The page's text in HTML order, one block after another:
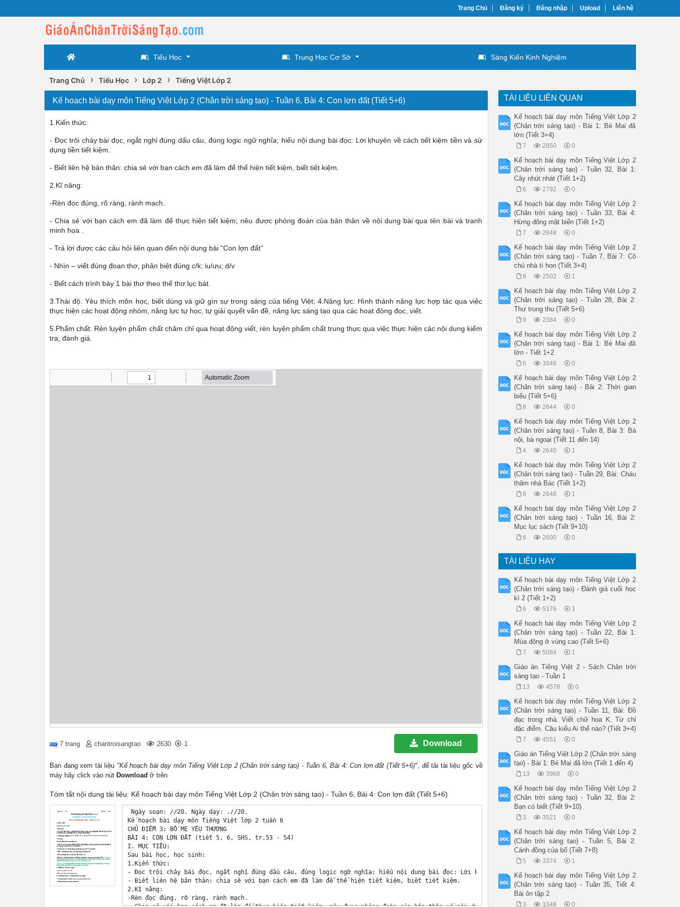
Trang Chủ Đăng ký Đăng nhập Upload Liên hệ
Tiểu Học Trung Học Cơ Sở Sáng Kiến Kinh Nghiệm
Trang Chủ › Tiểu Học › Lớp 2 › Tiếng Việt Lớp 2
Kế hoạch bài dạy môn Tiếng Việt Lớp 2 (Chân trời sáng tạo) - Tuần 6, Bài 4: Con lợn đất (Tiết 5+6)
1.Kiến thức:
- Đọc trôi chảy bài đọc, ngắt nghỉ đúng dấu câu, đúng logic ngữ nghĩa; hiểu nội dung bài đọc: Lời khuyên về cách tiết kiệm tiền và sử
dụng tiền tiết kiệm.
- Biết liên hệ bản thân: chia sẻ với bạn cách em đã làm để thể hiện tiết kiệm, biết tiết kiệm.
2.Kĩ năng:
-Rèn đọc đúng, rõ ràng, rành mạch.
- Chia sẻ với bạn cách em đã làm để thực hiện tiết kiệm; nêu được phỏng đoán của bản thân về nội dung bài qua tên bài và tranh
minh họa .
- Trả lời được các câu hỏi liên quan đến nội dung bài “Con lợn đất”
- Nhìn – viết đúng đoạn thơ, phân biệt đúng c/k; iu/ưu; d/v
- Biết cách trình bày 1 bài thơ theo thể thơ lục bát.
3.Thái độ: Yêu thích môn học, biết dùng và giữ gìn sự trong sáng của tiếng Việt; 4.Năng lực: Hình thành năng lực hợp tác qua việc
thực hiện các hoạt động nhóm, năng lực tự học, tự giải quyết vấn đề, năng lực sáng tạo qua các hoạt động đọc, viết.
5.Phẩm chất: Rèn luyện phẩm chất chăm chỉ qua hoạt động viết, rèn luyện phẩm chất trung thực qua việc thực hiện các nội dung kiểm
tra, đánh giá.
7 trang chantroisangtao 2630 1 Download
Bạn đang xem tài liệu "Kế hoạch bài dạy môn Tiếng Việt Lớp 2 (Chân trời sáng tạo) - Tuần 6, Bài 4: Con lợn đất (Tiết 5+6)", để tải tài liệu gốc về
máy hãy click vào nút Download ở trên
Tóm tắt nội dung tài liệu: Kế hoạch bài dạy môn Tiếng Việt Lớp 2 (Chân trời sáng tạo) - Tuần 6, Bài 4: Con lợn đất (Tiết 5+6)
Ngày soạn: //20. Ngày dạy: .//20.
Kế hoạch bài dạy môn Tiếng Việt lớp 2 tuần 6
CHỦ ĐIỂM 3: BỐ MẸ YÊU THƯƠNG
BÀI 4: CON LỢN ĐẤT (tiết 5, 6, SHS, tr.53 - 54)
I. MỤC TIÊU:
Sau bài học, học sinh:
1.Kiến thức:
- Đọc trôi chảy bài đọc, ngắt nghỉ đúng dấu câu, đúng logic ngữ nghĩa; hiểu nội dung bài đọc: Lời khuyên về cách tiết kiệm tiền và sử dụng tiền tiết kiệm.
- Biết liên hệ bản thân: chia sẻ với bạn cách em đã làm để thể hiện tiết kiệm, biết tiết kiệm.
2.Kĩ năng:
-Rèn đọc đúng, rõ ràng, rành mạch.
TÀI LIỆU LIÊN QUAN
Kế hoạch bài dạy môn Tiếng Việt Lớp 2
(Chân trời sáng tạo) - Bài 1: Bé Mai đã
lớn (Tiết 3+4)
7 2850 0
Kế hoạch bài dạy môn Tiếng Việt Lớp 2
(Chân trời sáng tạo) - Tuần 32, Bài 1:
Cây nhút nhát (Tiết 1+2)
6 2792 0
Kế hoạch bài dạy môn Tiếng Việt Lớp 2
(Chân trời sáng tạo) - Tuần 33, Bài 4:
Hừng đông mặt biển (Tiết 1+2)
7 2848 0
Kế hoạch bài dạy môn Tiếng Việt Lớp 2
(Chân trời sáng tạo) - Tuần 7, Bài 7: Cô
chủ nhà tí hon (Tiết 3+4)
8 2502 1
Kế hoạch bài dạy môn Tiếng Việt Lớp 2
(Chân trời sáng tạo) - Tuần 28, Bài 2:
Thư trung thu (Tiết 5+6)
9 2384 0
Kế hoạch bài dạy môn Tiếng Việt Lớp 2
(Chân trời sáng tạo) - Bài 1: Bé Mai đã
lớn - Tiết 1+2
6 3046 0
Kế hoạch bài dạy môn Tiếng Việt Lớp 2
(Chân trời sáng tạo) - Bài 2: Thời gian
biểu (Tiết 5+6)
8 2644 0
Kế hoạch bài dạy môn Tiếng Việt Lớp 2
(Chân trời sáng tạo) - Tuần 8, Bài 3: Bà
nội, bà ngoại (Tiết 11 đến 14)
4 2640 1
Kế hoạch bài dạy môn Tiếng Việt Lớp 2
(Chân trời sáng tạo) - Tuần 29, Bài: Cháu
thăm nhà Bác (Tiết 1+2)
8 2648 1
Kế hoạch bài dạy môn Tiếng Việt Lớp 2
(Chân trời sáng tạo) - Tuần 16, Bài 2:
Mục lục sách (Tiết 9+10)
6 2600 0
TÀI LIỆU HAY
Kế hoạch bài dạy môn Tiếng Việt Lớp 2
(Chân trời sáng tạo) - Đánh giá cuối học
kì 2 (Tiết 1+2)
6 5176 1
Kế hoạch bài dạy môn Tiếng Việt Lớp 2
(Chân trời sáng tạo) - Tuần 22, Bài 1:
Mùa đông ở vùng cao (Tiết 5+6)
7 5084 1
Giáo án Tiếng Việt 2 - Sách Chân trời
sáng tạo - Tuần 1
13 4578 0
Kế hoạch bài dạy môn Tiếng Việt Lớp 2
(Chân trời sáng tạo) - Tuần 11, Bài: Đồ
đạc trong nhà. Viết chữ hoa K. Từ chỉ
đặc điểm. Câu kiểu Ai thế nào? (Tiết 3+4)
7 4551 0
Giáo án Tiếng Việt Lớp 2 (Chân trời sáng
tạo) - Bài 1: Bé Mai đã lớn (Tiết 1 đến 4)
13 3968 0
Kế hoạch bài dạy môn Tiếng Việt Lớp 2
(Chân trời sáng tạo) - Tuần 32, Bài 2:
Bạn có biết (Tiết 9+10)
3 3521 0
Kế hoạch bài dạy môn Tiếng Việt Lớp 2
(Chân trời sáng tạo) - Tuần 5, Bài 2:
Cánh đồng của bố (Tiết 7+8)
5 3374 1
Kế hoạch bài dạy môn Tiếng Việt Lớp 2
(Chân trời sáng tạo) - Tuần 35, Tiết 4:
Bài ôn tập 2
3 3348 0